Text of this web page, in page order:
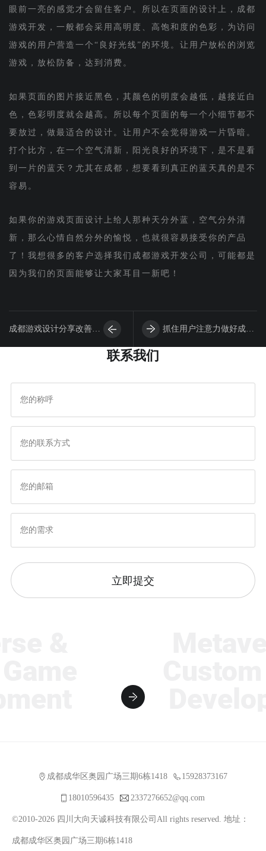
眼前一亮的感觉才会留住客户。所以在页面的设计上，成都
游戏开发，一般都会采用高明度、高饱和度的色彩，为访问
游戏的用户营造一个“良好光线”的环境。让用户放松的浏览
游戏，放松防备，达到消费。
如果页面的图片接近黑色，其颜色的明度会越低，越接近白
色，色彩明度就会越高。所以每个页面的每一个小细节都不
要放过，做最适合的设计。让用户不会觉得游戏一片昏暗。
打个比方，在一个空气清新，阳光良好的环境下，是不是看
到一片的蓝天？尤其在成都，想要看到真正的蓝天真的是不
容易。
如果你的游戏页面设计上给人那种天分外蓝，空气分外清
新，那么心情自然分外的愉悦，也就很容易接受你的产品
了！我想很多的客户选择我们成都游戏开发公司，可能都是
因为我们的页面能够让大家耳目一新吧！
成都游戏设计分享改善游 抓住用户注意力做好成都
联系我们
立即提交
成都成华区奥园广场三期6栋1418 15928373167
18010596435 2337276652@qq.com
©2010-2026 四川大向天诚科技有限公司All rights reserved. 地址：
成都成华区奥园广场三期6栋1418